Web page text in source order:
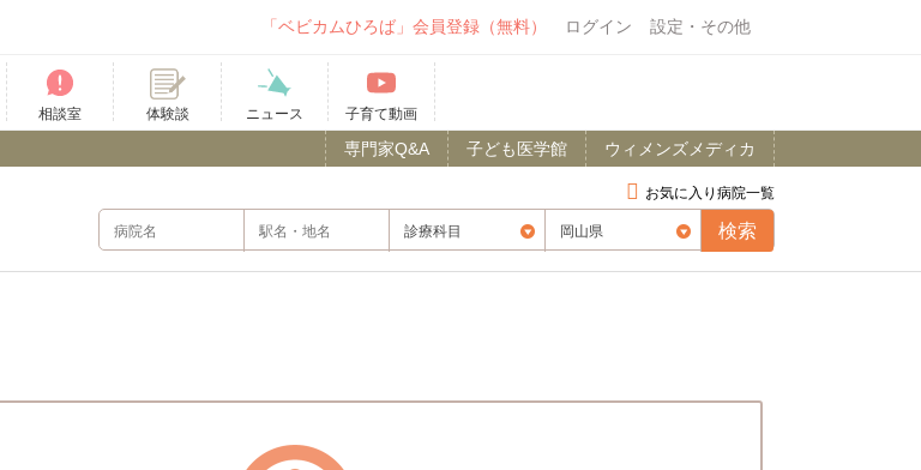
「ベビカムひろば」会員登録（無料） ログイン 設定・その他
相談室 体験談 ニュース 子育て動画
ウィメンズメディカ
子ども医学館
専門家Q&A
お気に入り病院一覧